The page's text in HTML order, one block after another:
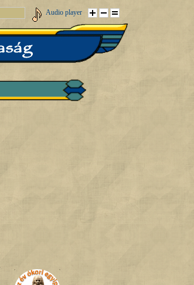
Audio player